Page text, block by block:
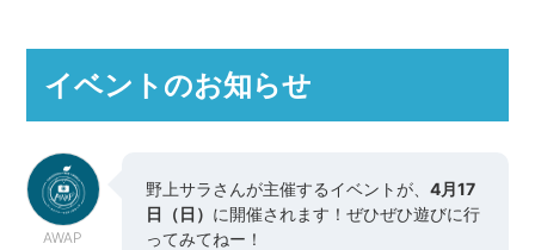
イベントのお知らせ
AWAP
野上サラさんが主催するイベントが、4月17
日（日） に開催されます！ぜひぜひ遊びに行
ってみてねー！